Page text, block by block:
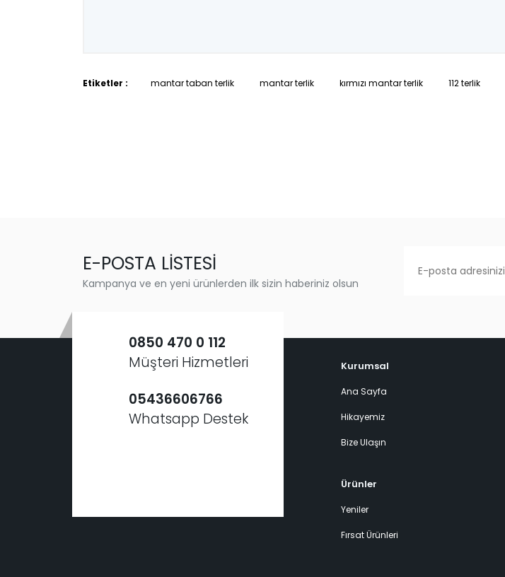
Etiketler : mantar taban terlik mantar terlik kırmızı mantar terlik 112 terlik
E-POSTA LİSTESİ
Kampanya ve en yeni ürünlerden ilk sizin haberiniz olsun
0850 470 0 112
Müşteri Hizmetleri
05436606766
Whatsapp Destek
Kurumsal
Ana Sayfa
Hikayemiz
Bize Ulaşın
Ürünler
Yeniler
Fırsat Ürünleri